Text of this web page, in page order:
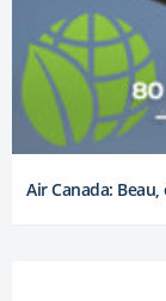
Air Canada: